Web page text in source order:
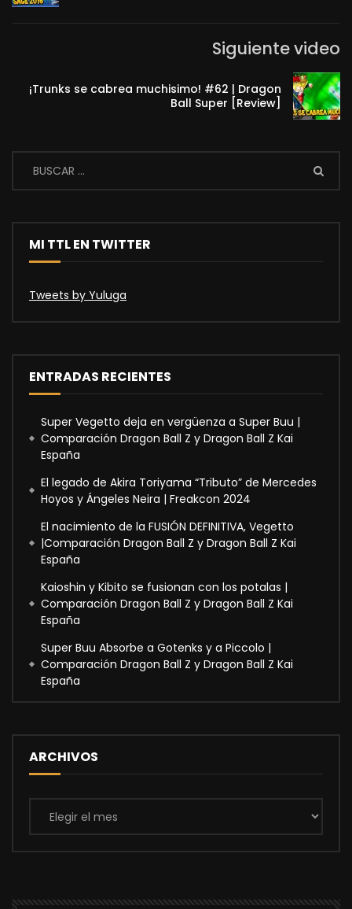
Siguiente video
¡Trunks se cabrea muchisimo! #62 | Dragon
Ball Super [Review]
MI TTL EN TWITTER
Tweets by Yuluga
ENTRADAS RECIENTES
Super Vegetto deja en vergüenza a Super Buu |
Comparación Dragon Ball Z y Dragon Ball Z Kai
España
El legado de Akira Toriyama “Tributo” de Mercedes
Hoyos y Ángeles Neira | Freakcon 2024
El nacimiento de la FUSIÓN DEFINITIVA, Vegetto
|Comparación Dragon Ball Z y Dragon Ball Z Kai
España
Kaioshin y Kibito se fusionan con los potalas |
Comparación Dragon Ball Z y Dragon Ball Z Kai
España
Super Buu Absorbe a Gotenks y a Piccolo |
Comparación Dragon Ball Z y Dragon Ball Z Kai
España
ARCHIVOS
Archivos